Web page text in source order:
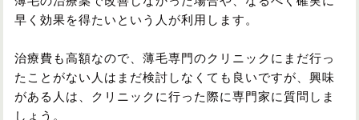
早く効果を得たいという人が利用します。
治療費も高額なので、薄毛専門のクリニックにまだ行っ
たことがない人はまだ検討しなくても良いですが、興味
がある人は、クリニックに行った際に専門家に質問しま
しょう。